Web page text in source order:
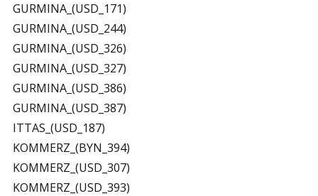
GURMINA_(USD_171)
GURMINA_(USD_244)
GURMINA_(USD_326)
GURMINA_(USD_327)
GURMINA_(USD_386)
GURMINA_(USD_387)
ITTAS_(USD_187)
KOMMERZ_(BYN_394)
KOMMERZ_(USD_307)
KOMMERZ_(USD_393)